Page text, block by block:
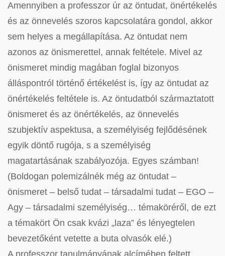
Amennyiben a professzor úr az öntudat, önértékelés
és az önnevelés szoros kapcsolatára gondol, akkor
sem helyes a megállapítása. Az öntudat nem
azonos az önismerettel, annak feltétele. Mivel az
önismeret mindig magában foglal bizonyos
álláspontról történő értékelést is, így az öntudat az
önértékelés feltétele is. Az öntudatból származtatott
önismeret és az önértékelés, az önnevelés
szubjektív aspektusa, a személyiség fejlődésének
egyik döntő rugója, s a személyiség
magatartásának szabályozója. Egyes számban!
(Boldogan polemizálnék még az öntudat –
önismeret – belső tudat – társadalmi tudat – EGO –
Agy – társadalmi személyiség… témaköréről, de ezt
a témakört Ön csak kvázi „laza” és lényegtelen
bevezetőként vetette a buta olvasók elé.)
A professzor tanulmányának alcímében feltett